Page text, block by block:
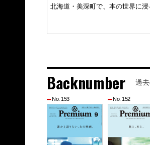
北海道・美深町で、本の世界に浸
Backnumber 過
No. 153 No. 152